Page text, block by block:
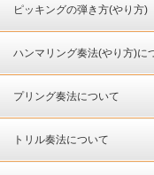
ピッキングの弾き方(やり方)
ハンマリング奏法(やり方)に
プリング奏法について
トリル奏法について